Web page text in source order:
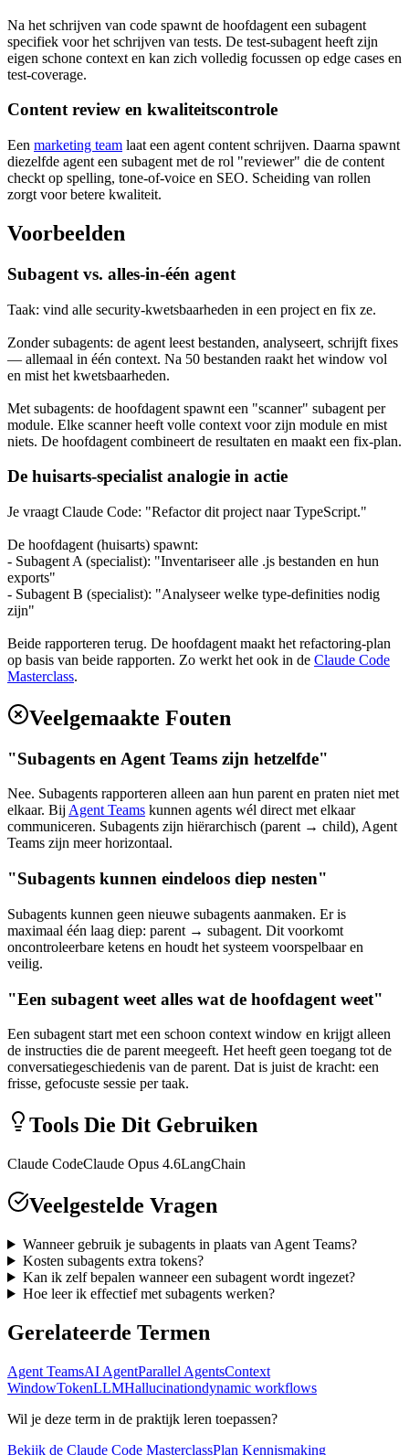
Na het schrijven van code spawnt de hoofdagent een subagent
specifiek voor het schrijven van tests. De test-subagent heeft zijn
eigen schone context en kan zich volledig focussen op edge cases en
test-coverage.
Content review en kwaliteitscontrole
Een marketing team laat een agent content schrijven. Daarna spawnt
diezelfde agent een subagent met de rol "reviewer" die de content
checkt op spelling, tone-of-voice en SEO. Scheiding van rollen
zorgt voor betere kwaliteit.
Voorbeelden
Subagent vs. alles-in-één agent
Taak: vind alle security-kwetsbaarheden in een project en fix ze.
Zonder subagents: de agent leest bestanden, analyseert, schrijft fixes
— allemaal in één context. Na 50 bestanden raakt het window vol
en mist het kwetsbaarheden.
Met subagents: de hoofdagent spawnt een "scanner" subagent per
module. Elke scanner heeft volle context voor zijn module en mist
niets. De hoofdagent combineert de resultaten en maakt een fix-plan.
De huisarts-specialist analogie in actie
Je vraagt Claude Code: "Refactor dit project naar TypeScript."
De hoofdagent (huisarts) spawnt:
- Subagent A (specialist): "Inventariseer alle .js bestanden en hun
exports"
- Subagent B (specialist): "Analyseer welke type-definities nodig
zijn"
Beide rapporteren terug. De hoofdagent maakt het refactoring-plan
op basis van beide rapporten. Zo werkt het ook in de Claude Code
Masterclass.
Veelgemaakte Fouten
"Subagents en Agent Teams zijn hetzelfde"
Nee. Subagents rapporteren alleen aan hun parent en praten niet met
elkaar. Bij Agent Teams kunnen agents wél direct met elkaar
communiceren. Subagents zijn hiërarchisch (parent → child), Agent
Teams zijn meer horizontaal.
"Subagents kunnen eindeloos diep nesten"
Subagents kunnen geen nieuwe subagents aanmaken. Er is
maximaal één laag diep: parent → subagent. Dit voorkomt
oncontroleerbare ketens en houdt het systeem voorspelbaar en
veilig.
"Een subagent weet alles wat de hoofdagent weet"
Een subagent start met een schoon context window en krijgt alleen
de instructies die de parent meegeeft. Het heeft geen toegang tot de
conversatiegeschiedenis van de parent. Dat is juist de kracht: een
frisse, gefocuste sessie per taak.
Tools Die Dit Gebruiken
Claude CodeClaude Opus 4.6LangChain
Veelgestelde Vragen
Wanneer gebruik je subagents in plaats van Agent Teams?
Kosten subagents extra tokens?
Kan ik zelf bepalen wanneer een subagent wordt ingezet?
Hoe leer ik effectief met subagents werken?
Gerelateerde Termen
Agent TeamsAI AgentParallel AgentsContext
WindowTokenLLMHallucinationdynamic workflows
Wil je deze term in de praktijk leren toepassen?
Bekijk de Claude Code MasterclassPlan Kennismaking